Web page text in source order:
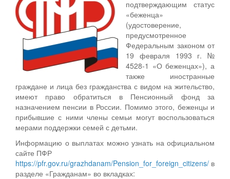
подтверждающим статус
«беженца»
(удостоверение,
предусмотренное
Федеральным законом от
19 февраля 1993 г. №
4528-1 «О беженцах»), а
также иностранные
граждане и лица без гражданства с видом на жительство,
имеют право обратиться в Пенсионный фонд за
назначением пенсии в России. Помимо этого, беженцы и
прибывшие с ними члены семьи могут воспользоваться
мерами поддержки семей с детьми.
Информацию о выплатах можно узнать на официальном
сайте ПФР
https://pfr.gov.ru/grazhdanam/Pension_for_foreign_citizens/ в
разделе «Гражданам» во вкладках: